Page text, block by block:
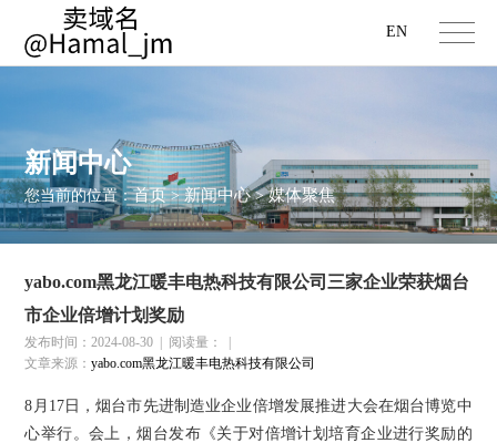
EN
新闻中心
您当前的位置：首页>新闻中心>媒体聚焦
yabo.com黑龙江暖丰电热科技有限公司三家企业荣获烟台
市企业倍增计划奖励
发布时间：2024-08-30 阅读量：
文章来源：yabo.com黑龙江暖丰电热科技有限公司
8月17日，烟台市先进制造业企业倍增发展推进大会在烟台博览中
心举行。会上，烟台发布《关于对倍增计划培育企业进行奖励的